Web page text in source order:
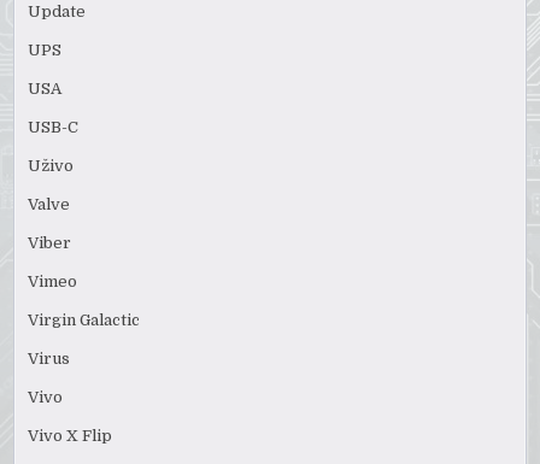
Update
UPS
USA
USB-C
Uživo
Valve
Viber
Vimeo
Virgin Galactic
Virus
Vivo
Vivo X Flip